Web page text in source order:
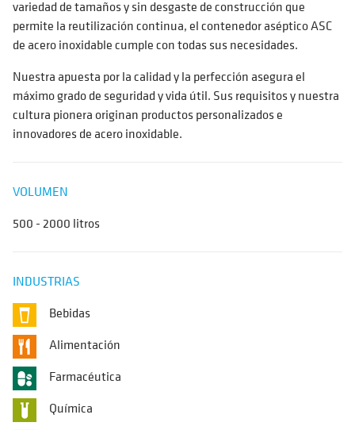
variedad de tamaños y sin desgaste de construcción que
permite la reutilización continua, el contenedor aséptico ASC
de acero inoxidable cumple con todas sus necesidades.
Nuestra apuesta por la calidad y la perfección asegura el
máximo grado de seguridad y vida útil. Sus requisitos y nuestra
cultura pionera originan productos personalizados e
innovadores de acero inoxidable.
VOLUMEN
500 - 2000 litros
INDUSTRIAS
Bebidas
Alimentación
Farmacéutica
Química